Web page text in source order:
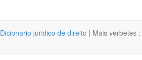
Dicionario juridico de direito | Mais verbetes :